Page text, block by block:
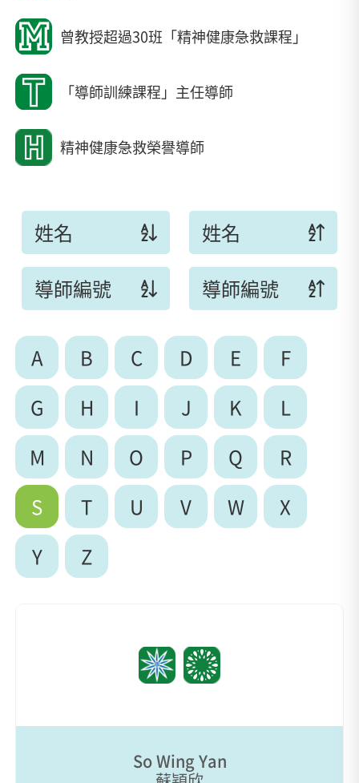
曾教授超過30班「精神健康急救課程」
「導師訓練課程」主任導師
精神健康急救榮譽導師
姓名
姓名
導師編號
導師編號
A B C D E
F
G
H I J K
L
M
N O P Q
R
S
T U V W
X
Y
Z
So Wing Yan